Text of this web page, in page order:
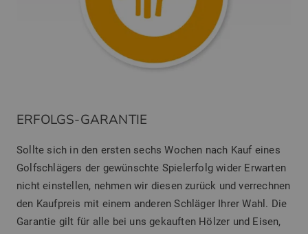
ERFOLGS-GARANTIE
Sollte sich in den ersten sechs Wochen nach Kauf eines
Golfschlägers der gewünschte Spielerfolg wider Erwarten
nicht einstellen, nehmen wir diesen zurück und verrechnen
den Kaufpreis mit einem anderen Schläger Ihrer Wahl. Die
Garantie gilt für alle bei uns gekauften Hölzer und Eisen,